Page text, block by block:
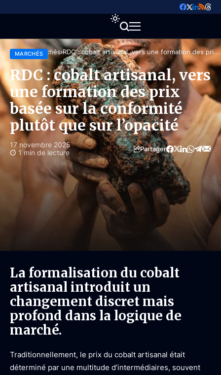
Accueil Marchés RDC : cobalt artisanal, vers une formation des prix
basée sur la conformité plutôt que sur l’opacité
MARCHÉS
RDC : cobalt artisanal, vers
une formation des prix
basée sur la conformité
plutôt que sur l’opacité
17 novembre 2025
1 min de lecture
Partager
La formalisation du cobalt
artisanal introduit un
changement discret mais
profond dans la logique de
marché.
Traditionnellement, le prix du cobalt artisanal était
déterminé par une multitude d’intermédiaires, souvent